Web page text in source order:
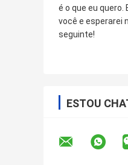
é o que eu quero.
você e esperarei
seguinte!
ESTOU